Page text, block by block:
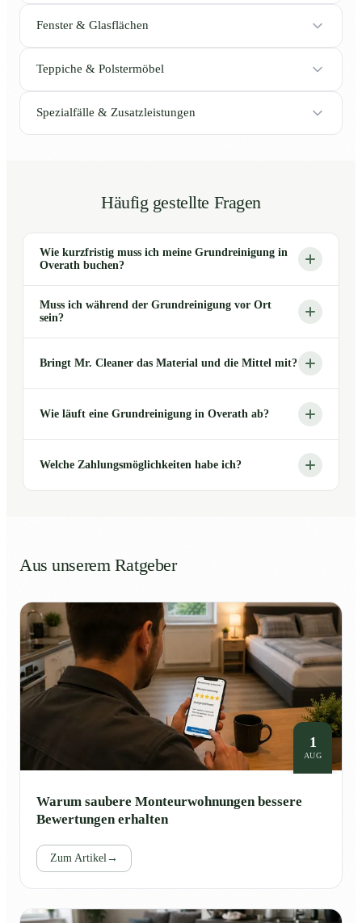
Fenster & Glasflächen
Teppiche & Polstermöbel
Spezialfälle & Zusatzleistungen
Häufig gestellte Fragen
Wie kurzfristig muss ich meine Grundreinigung in
Overath buchen?
Muss ich während der Grundreinigung vor Ort
sein?
Bringt Mr. Cleaner das Material und die Mittel mit?
Wie läuft eine Grundreinigung in Overath ab?
Welche Zahlungsmöglichkeiten habe ich?
Aus unserem Ratgeber
1
AUG
Warum saubere Monteurwohnungen bessere
Bewertungen erhalten
Zum Artikel →